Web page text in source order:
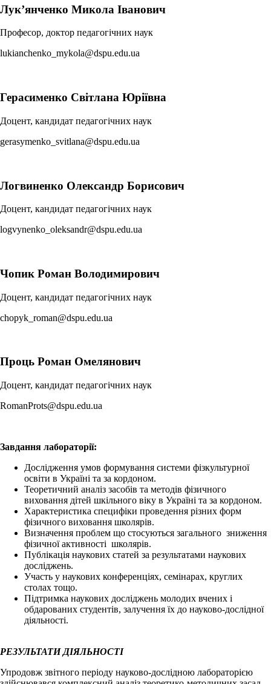
Лук’янченко Микола Іванович
Професор, доктор педагогічних наук
lukianchenko_mykola@dspu.edu.ua
Герасименко Світлана Юріївна
Доцент, кандидат педагогічних наук
gerasymenko_svitlana@dspu.edu.ua
Логвиненко Олександр Борисович
Доцент, кандидат педагогічних наук
logvynenko_oleksandr@dspu.edu.ua
Чопик Роман Володимирович
Доцент, кандидат педагогічних наук
chopyk_roman@dspu.edu.ua
Проць Роман Омелянович
Доцент, кандидат педагогічних наук
RomanProts@dspu.edu.ua
Завдання лабораторії:
Дослідження умов формування системи фізкультурної
освіти в Україні та за кордоном.
Теоретичний аналіз засобів та методів фізичного
виховання дітей шкільного віку в Україні та за кордоном.
Характеристика специфіки проведення різних форм
фізичного виховання школярів.
Визначення проблем що стосуються загального зниження
фізичної активності школярів.
Публікація наукових статей за результатами наукових
досліджень.
Участь у наукових конференціях, семінарах, круглих
столах тощо.
Підтримка наукових досліджень молодих вчених і
обдарованих студентів, залучення їх до науково-дослідної
діяльності.
РЕЗУЛЬТАТИ ДІЯЛЬНОСТІ
Упродовж звітного періоду науково-дослідною лабораторією